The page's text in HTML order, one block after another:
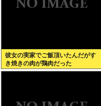
彼女の実家でご飯頂いたんだがす
き焼きの肉が鶏肉だった